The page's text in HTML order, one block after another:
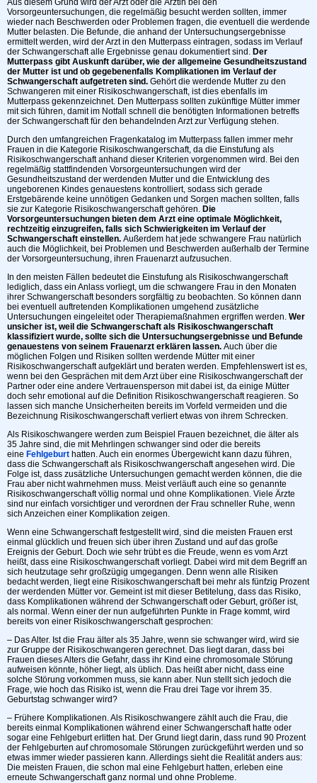
Vorsorgeuntersuchungen, die regelmäßig besucht werden sollten, immer
wieder nach Beschwerden oder Problemen fragen, die eventuell die werdende
Mutter belasten. Die Befunde, die anhand der Untersuchungsergebnisse
ermittelt werden, wird der Arzt in den Mutterpass eintragen, sodass im Verlauf
der Schwangerschaft alle Ergebnisse genau dokumentiert sind. Der
Mutterpass gibt Auskunft darüber, wie der allgemeine Gesundheitszustand
der Mutter ist und ob gegebenenfalls Komplikationen im Verlauf der
Schwangerschaft aufgetreten sind. Gehört die werdende Mutter zu den
Schwangeren mit einer Risikoschwangerschaft, ist dies ebenfalls im
Mutterpass gekennzeichnet. Den Mutterpass sollten zukünftige Mütter immer
mit sich führen, damit im Notfall schnell die benötigten Informationen betreffs
der Schwangerschaft für den behandelnden Arzt zur Verfügung stehen.
Durch den umfangreichen Fragenkatalog im Mutterpass fallen immer mehr
Frauen in die Kategorie Risikoschwangerschaft, da die Einstufung als
Risikoschwangerschaft anhand dieser Kriterien vorgenommen wird. Bei den
regelmäßig stattfindenden Vorsorgeuntersuchungen wird der
Gesundheitszustand der werdenden Mutter und die Entwicklung des
ungeborenen Kindes genauestens kontrolliert, sodass sich gerade
Erstgebärende keine unnötigen Gedanken und Sorgen machen sollten, falls
sie zur Kategorie Risikoschwangerschaft gehören. Die
Vorsorgeuntersuchungen bieten dem Arzt eine optimale Möglichkeit,
rechtzeitig einzugreifen, falls sich Schwierigkeiten im Verlauf der
Schwangerschaft einstellen. Außerdem hat jede schwangere Frau natürlich
auch die Möglichkeit, bei Problemen und Beschwerden außerhalb der Termine
der Vorsorgeuntersuchung, ihren Frauenarzt aufzusuchen.
In den meisten Fällen bedeutet die Einstufung als Risikoschwangerschaft
lediglich, dass ein Anlass vorliegt, um die schwangere Frau in den Monaten
ihrer Schwangerschaft besonders sorgfältig zu beobachten. So können dann
bei eventuell auftretenden Komplikationen umgehend zusätzliche
Untersuchungen eingeleitet oder Therapiemaßnahmen ergriffen werden. Wer
unsicher ist, weil die Schwangerschaft als Risikoschwangerschaft
klassifiziert wurde, sollte sich die Untersuchungsergebnisse und Befunde
genauestens von seinem Frauenarzt erklären lassen. Auch über die
möglichen Folgen und Risiken sollten werdende Mütter mit einer
Risikoschwangerschaft aufgeklärt und beraten werden. Empfehlenswert ist es,
wenn bei den Gesprächen mit dem Arzt über eine Risikoschwangerschaft der
Partner oder eine andere Vertrauensperson mit dabei ist, da einige Mütter
doch sehr emotional auf die Definition Risikoschwangerschaft reagieren. So
lassen sich manche Unsicherheiten bereits im Vorfeld vermeiden und die
Bezeichnung Risikoschwangerschaft verliert etwas von ihrem Schrecken.
Als Risikoschwangere werden zum Beispiel Frauen bezeichnet, die älter als
35 Jahre sind, die mit Mehrlingen schwanger sind oder die bereits
eine Fehlgeburt hatten. Auch ein enormes Übergewicht kann dazu führen,
dass die Schwangerschaft als Risikoschwangerschaft angesehen wird. Die
Folge ist, dass zusätzliche Untersuchungen gemacht werden können, die die
Frau aber nicht wahrnehmen muss. Meist verläuft auch eine so genannte
Risikoschwangerschaft völlig normal und ohne Komplikationen. Viele Ärzte
sind nur einfach vorsichtiger und verordnen der Frau schneller Ruhe, wenn
sich Anzeichen einer Komplikation zeigen.
Wenn eine Schwangerschaft festgestellt wird, sind die meisten Frauen erst
einmal glücklich und freuen sich über ihren Zustand und auf das große
Ereignis der Geburt. Doch wie sehr trübt es die Freude, wenn es vom Arzt
heißt, dass eine Risikoschwangerschaft vorliegt. Dabei wird mit dem Begriff an
sich heutzutage sehr großzügig umgegangen. Denn wenn alle Risiken
bedacht werden, liegt eine Risikoschwangerschaft bei mehr als fünfzig Prozent
der werdenden Mütter vor. Gemeint ist mit dieser Betitelung, dass das Risiko,
dass Komplikationen während der Schwangerschaft oder Geburt, größer ist,
als normal. Wenn einer der nun aufgeführten Punkte in Frage kommt, wird
bereits von einer Risikoschwangerschaft gesprochen:
– Das Alter. Ist die Frau älter als 35 Jahre, wenn sie schwanger wird, wird sie
zur Gruppe der Risikoschwangeren gerechnet. Das liegt daran, dass bei
Frauen dieses Alters die Gefahr, dass ihr Kind eine chromosomale Störung
aufweisen könnte, höher liegt, als üblich. Das heißt aber nicht, dass eine
solche Störung vorkommen muss, sie kann aber. Nun stellt sich jedoch die
Frage, wie hoch das Risiko ist, wenn die Frau drei Tage vor ihrem 35.
Geburtstag schwanger wird?
– Frühere Komplikationen. Als Risikoschwangere zählt auch die Frau, die
bereits einmal Komplikationen während einer Schwangerschaft hatte oder
sogar eine Fehlgeburt erlitten hat. Der Grund liegt darin, dass rund 90 Prozent
der Fehlgeburten auf chromosomale Störungen zurückgeführt werden und so
etwas immer wieder passieren kann. Allerdings sieht die Realität anders aus:
Die meisten Frauen, die schon mal eine Fehlgeburt hatten, erleben eine
erneute Schwangerschaft ganz normal und ohne Probleme.